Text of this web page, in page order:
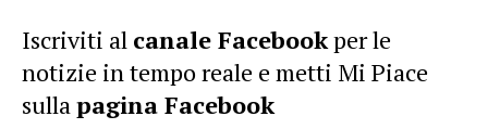
Iscriviti al canale Facebookper le
notizie in tempo reale e metti Mi Piace
sullapagina Facebook